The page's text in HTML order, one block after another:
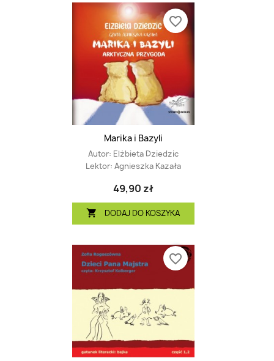
Marika i Bazyli
Autor: Elżbieta Dziedzic
Lektor: Agnieszka Kazała
49,90 zł
 DODAJ DO KOSZYKA
favorite_border
favorite_border